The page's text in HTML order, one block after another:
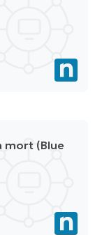
mort (Blue